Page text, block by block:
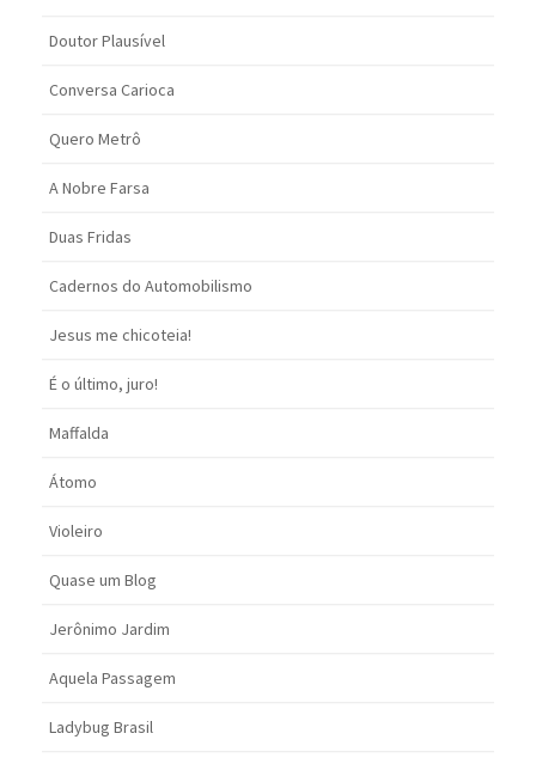
Doutor Plausível
Conversa Carioca
Quero Metrô
A Nobre Farsa
Duas Fridas
Cadernos do Automobilismo
Jesus me chicoteia!
É o último, juro!
Maffalda
Átomo
Violeiro
Quase um Blog
Jerônimo Jardim
Aquela Passagem
Ladybug Brasil